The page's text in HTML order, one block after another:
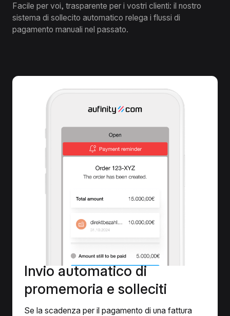
Facile per voi, trasparente per i vostri clienti: il nostro
sistema di sollecito automatico relega i flussi di
pagamento manuali nel passato.
Invio automatico di
promemoria e solleciti
Se la scadenza per il pagamento di una fattura